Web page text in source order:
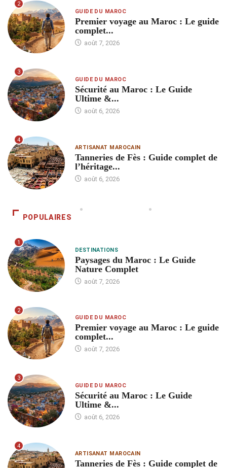
2
GUIDE DU MAROC
Premier voyage au Maroc : Le guide
complet...
août 7, 2026
3
GUIDE DU MAROC
Sécurité au Maroc : Le Guide
Ultime &...
août 6, 2026
4
ARTISANAT MAROCAIN
Tanneries de Fès : Guide complet de
l’héritage...
août 6, 2026
POPULAIRES
1
DESTINATIONS
Paysages du Maroc : Le Guide
Nature Complet
août 7, 2026
2
GUIDE DU MAROC
Premier voyage au Maroc : Le guide
complet...
août 7, 2026
3
GUIDE DU MAROC
Sécurité au Maroc : Le Guide
Ultime &...
août 6, 2026
4
ARTISANAT MAROCAIN
Tanneries de Fès : Guide complet de